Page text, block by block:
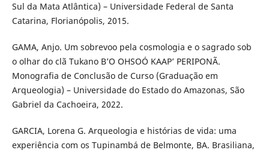
Sul da Mata Atlântica) – Universidade Federal de Santa
Catarina, Florianópolis, 2015.
GAMA, Anjo. Um sobrevoo pela cosmologia e o sagrado sob
o olhar do clã Tukano B’O OHSOÓ KAAP’ PERIPONÃ.
Monografia de Conclusão de Curso (Graduação em
Arqueologia) – Universidade do Estado do Amazonas, São
Gabriel da Cachoeira, 2022.
GARCIA, Lorena G. Arqueologia e histórias de vida: uma
experiência com os Tupinambá de Belmonte, BA. Brasiliana,